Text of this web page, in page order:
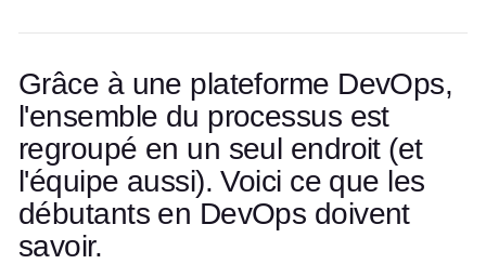
Grâce à une plateforme DevOps,
l'ensemble du processus est
regroupé en un seul endroit (et
l'équipe aussi). Voici ce que les
débutants en DevOps doivent
savoir.